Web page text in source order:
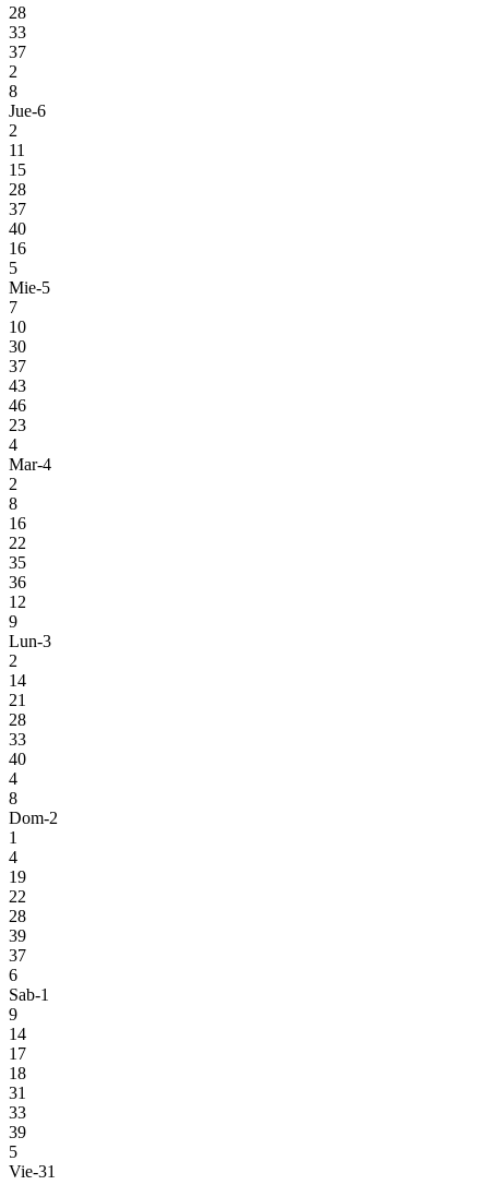
28
33
37
2
8
Jue-6
2
11
15
28
37
40
16
5
Mie-5
7
10
30
37
43
46
23
4
Mar-4
2
8
16
22
35
36
12
9
Lun-3
2
14
21
28
33
40
4
8
Dom-2
1
4
19
22
28
39
37
6
Sab-1
9
14
17
18
31
33
39
5
Vie-31